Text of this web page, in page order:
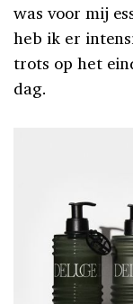
was voor mij
heb ik er
trots op het
dag.